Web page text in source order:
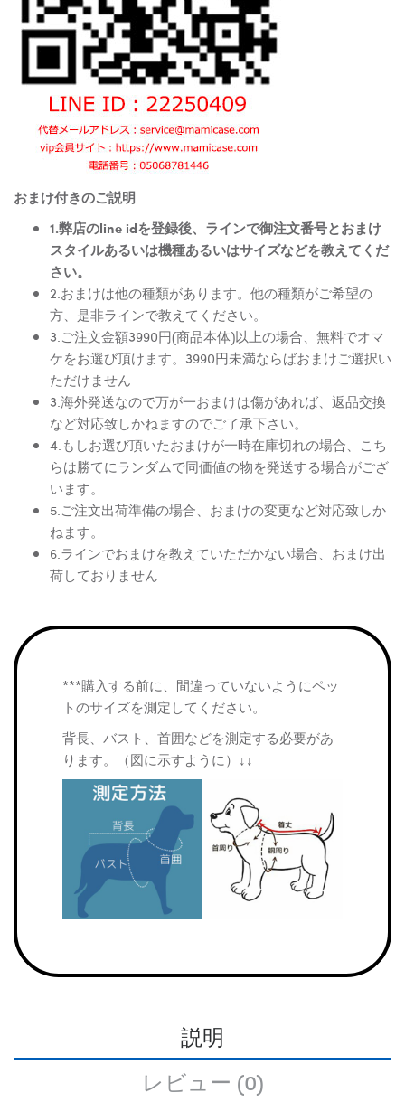
おまけ付きのご説明
1.弊店のline idを登録後、ラインで御注文番号とおまけ
スタイルあるいは機種あるいはサイズなどを教えてくだ
さい。
2.おまけは他の種類があります。他の種類がご希望の
方、是非ラインで教えてください。
3.ご注文金額3990円(商品本体)以上の場合、無料でオマ
ケをお選び頂けます。3990円未満ならばおまけご選択い
ただけません
3.海外発送なので万が一おまけは傷があれば、返品交換
など対応致しかねますのでご了承下さい。
4.もしお選び頂いたおまけが一時在庫切れの場合、こち
らは勝てにランダムで同価値の物を発送する場合がござ
います。
5.ご注文出荷準備の場合、おまけの変更など対応致しか
ねます。
6.ラインでおまけを教えていただかない場合、おまけ出
荷しておりません
***購入する前に、間違っていないようにペッ
トのサイズを測定してください。
背長、バスト、首囲などを測定する必要があ
ります。（図に示すように）↓↓
説明
レビュー (0)